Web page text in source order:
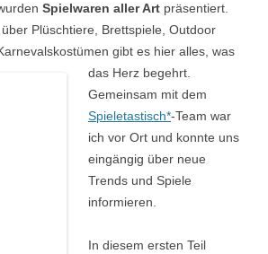
Spielwaren aller Art präsentiert.
Plüschtiere, Brettspiele, Outdoor
gibt es hier alles, was
das Herz begehrt.
Gemeinsam mit dem
Spieletastisch*-Team war
ich vor Ort und konnte uns
eingängig über neue
Trends und Spiele
informieren.
In diesem ersten Teil